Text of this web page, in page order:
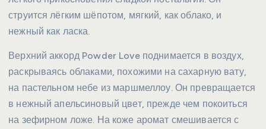
струится лёгким шёпотом, мягкий, как облако, и
нежный как ласка.
Верхний аккорд Powder Love поднимается в воздух,
раскрываясь облаками, похожими на сахарную вату,
на пастельном небе из маршмеллоу. Он превращается
в нежный апельсиновый цвет, прежде чем покоиться
на зефирном ложе. На коже аромат смешивается с